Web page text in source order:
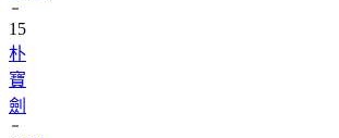
15
朴
寶
劍